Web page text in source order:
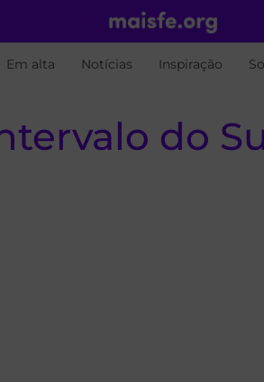
Em alta Notícias Inspiração
do